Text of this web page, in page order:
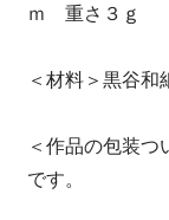
ｍ 重さ３ｇ
＜材料＞黒谷
＜作品の包装
です。